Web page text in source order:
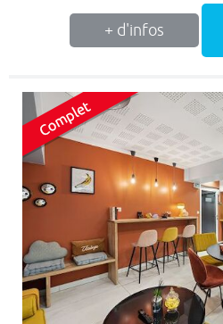
+ d'infos